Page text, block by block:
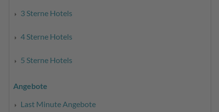
3 Sterne Hotels
4 Sterne Hotels
5 Sterne Hotels
Angebote
Last Minute Angebote